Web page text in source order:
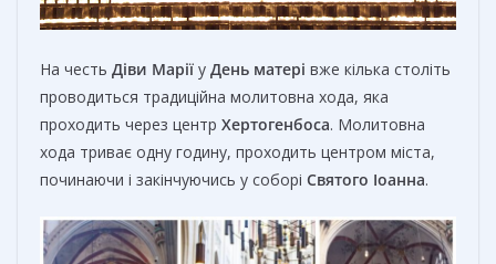
На честь Діви Марії у День матері вже кілька століть
проводиться традиційна молитовна хода, яка
проходить через центр Хертогенбоса. Молитовна
хода триває одну годину, проходить центром міста,
починаючи і закінчуючись у соборі Святого Іоанна.